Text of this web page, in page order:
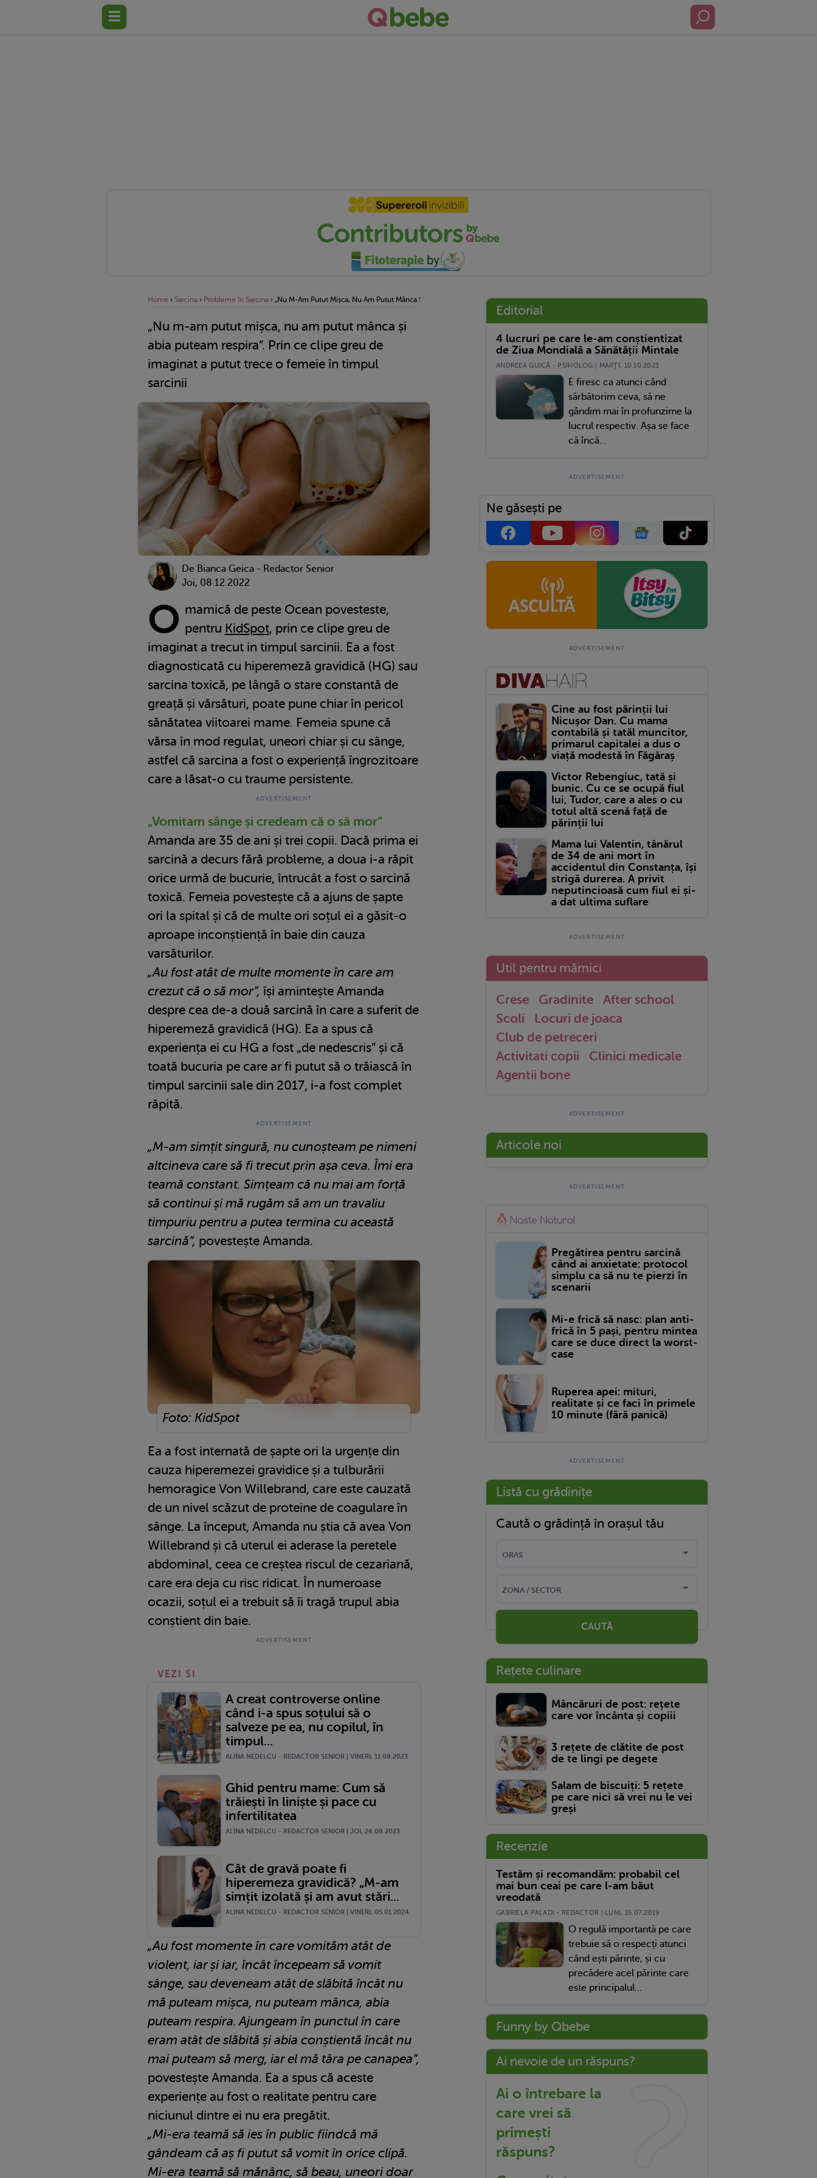
Home › Sarcina › Probleme In Sarcina › „Nu M-Am Putut Mișca, Nu Am Putut Mânca Și Abia Puteam Respira”. Prin Ce Clipe Greu De Imaginat A Putut Trece O Femeie În Timpul Sarcinii
„Nu m-am putut mișca, nu am putut mânca și
abia puteam respira”. Prin ce clipe greu de
imaginat a putut trece o femeie în timpul
sarcinii
De Bianca Geica - Redactor Senior
Joi, 08.12.2022
O mamică de peste Ocean povesteste,
pentru KidSpot, prin ce clipe greu de
imaginat a trecut in timpul sarcinii. Ea a fost
diagnosticată cu hiperemeză gravidică (HG) sau
sarcina toxică, pe lângă o stare constantă de
greață și vărsături, poate pune chiar în pericol
sănătatea viitoarei mame. Femeia spune că
vărsa în mod regulat, uneori chiar și cu sânge,
astfel că sarcina a fost o experiență îngrozitoare
care a lăsat-o cu traume persistente.
„Vomitam sânge și credeam că o să mor”
Amanda are 35 de ani și trei copii. Dacă prima ei
sarcină a decurs fără probleme, a doua i-a răpit
orice urmă de bucurie, întrucât a fost o sarcină
toxică. Femeia povestește că a ajuns de șapte
ori la spital și că de multe ori soțul ei a găsit-o
aproape inconștiență în baie din cauza
varsăturilor.
„Au fost atât de multe momente în care am
crezut că o să mor”, își amintește Amanda
despre cea de-a două sarcină în care a suferit de
hiperemeză gravidică (HG). Ea a spus că
experiența ei cu HG a fost „de nedescris” și că
toată bucuria pe care ar fi putut să o trăiască în
timpul sarcinii sale din 2017, i-a fost complet
răpită.
„M-am simțit singură, nu cunoșteam pe nimeni
altcineva care să fi trecut prin așa ceva. Îmi era
teamă constant. Simțeam că nu mai am forță
să continui și mă rugăm să am un travaliu
timpuriu pentru a putea termina cu această
sarcină”, povestește Amanda.
Foto: KidSpot
Ea a fost internată de șapte ori la urgențe din
cauza hiperemezei gravidice și a tulburării
hemoragice Von Willebrand, care este cauzată
de un nivel scăzut de proteine de coagulare în
sânge. La început, Amanda nu știa că avea Von
Willebrand și că uterul ei aderase la peretele
abdominal, ceea ce creștea riscul de cezariană,
care era deja cu risc ridicat. În numeroase
ocazii, soțul ei a trebuit să îi tragă trupul abia
conștient din baie.
VEZI SI
A creat controverse online
când i-a spus soțului să o
salveze pe ea, nu copilul, în
timpul...
ALINA NEDELCU - REDACTOR SENIOR | VINERI, 11.08.2023
Ghid pentru mame: Cum să
trăiești în liniște și pace cu
infertilitatea
ALINA NEDELCU - REDACTOR SENIOR | JOI, 24.08.2023
Cât de gravă poate fi
hiperemeza gravidică? „M-am
simțit izolată și am avut stări...
ALINA NEDELCU - REDACTOR SENIOR | VINERI, 05.01.2024
„Au fost momente în care vomităm atât de
violent, iar și iar, încât începeam să vomit
sânge, sau deveneam atât de slăbită încât nu
mă puteam mișca, nu puteam mânca, abia
puteam respira. Ajungeam în punctul în care
eram atât de slăbită și abia conștientă încât nu
mai puteam să merg, iar el mă târa pe canapea”,
povestește Amanda. Ea a spus că aceste
experiențe au fost o realitate pentru care
niciunul dintre ei nu era pregătit.
„Mi-era teamă să ies în public fiindcă mă
gândeam că aș fi putut să vomit în orice clipă.
Mi-era teamă să mănânc, să beau, uneori doar
Editorial
4 lucruri pe care le-am conștientizat
de Ziua Mondială a Sănătății Mintale
ANDREEA GUICĂ - PSIHOLOG | MARŢI, 10.10.2023
E firesc ca atunci când
sărbătorim ceva, să ne
gândim mai în profunzime la
lucrul respectiv. Așa se face
că încă...
Ne găsești pe
Cine au fost părinții lui
Nicușor Dan. Cu mama
contabilă și tatăl muncitor,
primarul capitalei a dus o
viață modestă în Făgăraș
Victor Rebengiuc, tată și
bunic. Cu ce se ocupă fiul
lui, Tudor, care a ales o cu
totul altă scenă față de
părinții lui
Mama lui Valentin, tânărul
de 34 de ani mort în
accidentul din Constanța, își
strigă durerea. A privit
neputincioasă cum fiul ei și-
a dat ultima suflare
Util pentru mămici
Crese Gradinite
After school
Scoli
Locuri de joaca
Club de petreceri
Activitati copii
Clinici medicale
Agentii bone
Articole noi
Pregătirea pentru sarcină
când ai anxietate: protocol
simplu ca să nu te pierzi în
scenarii
Mi-e frică să nasc: plan anti-
frică în 5 pași, pentru mintea
care se duce direct la worst-
case
Ruperea apei: mituri,
realitate și ce faci în primele
10 minute (fără panică)
Listă cu grădinițe
Caută o grădință în orașul tău
CAUTĂ
Rețete culinare
Mâncăruri de post: rețete
care vor încânta și copiii
3 rețete de clătite de post
de te lingi pe degete
Salam de biscuiți: 5 rețete
pe care nici să vrei nu le vei
greși
Recenzie
Testăm și recomandăm: probabil cel
mai bun ceai pe care l-am băut
vreodată
GABRIELA PALADI - REDACTOR | LUNI, 15.07.2019
O regulă importantă pe care
trebuie să o respecți atunci
când ești părinte, și cu
precădere acel părinte care
este principalul...
Funny by Qbebe
Ai nevoie de un răspuns?
Ai o întrebare la
care vrei să
primești
răspuns?